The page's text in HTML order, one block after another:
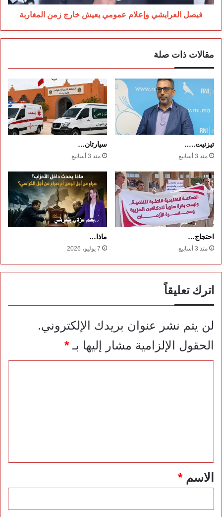
فيصل العرايشي وإعلام عمومي يعيش خارج زمن المغاربة
مقالات ذات صلة
تيزنيت..…
منذ 3 أسابيع
سيارتان…
منذ 3 أسابيع
احتجاج…
منذ 3 أسابيع
ماذا…
7 يوليو، 2026
اترك تعليقاً
لن يتم نشر عنوان بريدك الإلكتروني.
الحقول الإلزامية مشار إليها بـ*
*الاسم*